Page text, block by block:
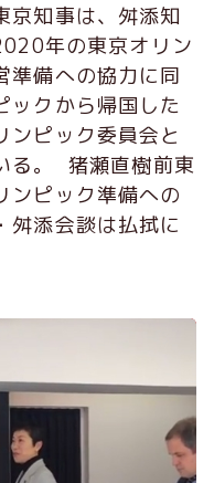
京知事は、舛添知
年の東京オリン
準備への協力に同
ックから帰国した
ンピック委員会と
る。 猪瀬直樹前東
ンピック準備への
舛添会談は払拭に